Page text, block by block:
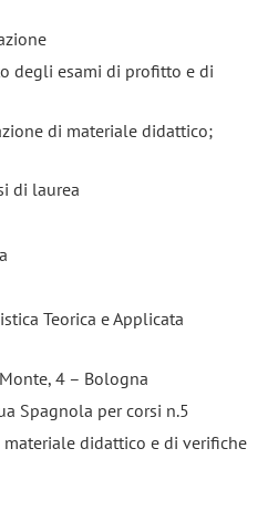
degli esami di profitto e di
di materiale didattico;
di laurea
Teorica e Applicata
Monte, 4 – Bologna
Spagnola per corsi n.5
didattico e di verifiche